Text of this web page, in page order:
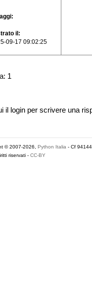
il
09-17 09:02:25
1
il login per scrivere una
© 2007-2026, Python Italia- Cf
riservati - CC-BY